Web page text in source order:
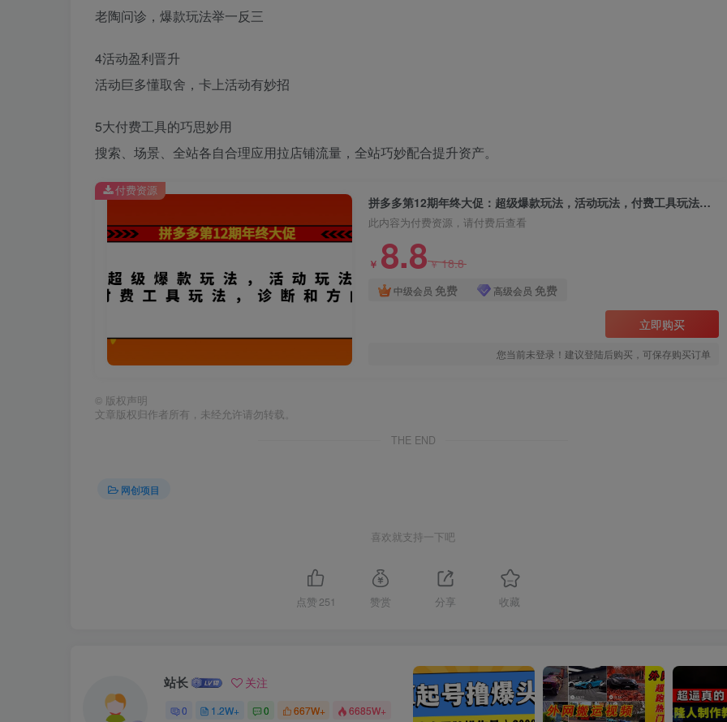
老陶问诊，爆款玩法举一反三
4活动盈利晋升
活动巨多懂取舍，卡上活动有妙招
5大付费工具的巧思妙用
搜索、场景、全站各自合理应用拉店铺流量，全站巧妙配合提升资产。
拼多多第12期年终大促：超级爆款玩法，活动玩法，付费工具玩法，诊断和方向
此内容为付费资源，请付费后查看
￥ 8.8￥18.8
中级会员 免费 高级会员 免费
立即购买
您当前未登录！建议登陆后购买，可保存购买订单
付费资源
© 版权声明
文章版权归作者所有，未经允许请勿转载。
THE END
网创项目
喜欢就支持一下吧
点赞 251 赞赏 分享 收藏
站长 关注
0 1.2W+ 0 667W+ 6685W+